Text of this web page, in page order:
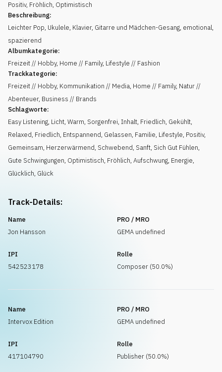
Positiv, Fröhlich, Optimistisch
Beschreibung:
Leichter Pop, Ukulele, Klavier, Gitarre und Mädchen-Gesang, emotional,
spazierend
Albumkategorie:
Freizeit // Hobby, Home // Family, Lifestyle // Fashion
Trackkategorie:
Freizeit // Hobby, Kommunikation // Media, Home // Family, Natur //
Abenteuer, Business // Brands
Schlagworte:
Easy Listening, Licht, Warm, Sorgenfrei, Inhalt, Friedlich, Gekühlt,
Relaxed, Friedlich, Entspannend, Gelassen, Familie, Lifestyle, Positiv,
Gemeinsam, Herzerwärmend, Schwebend, Sanft, Sich Gut Fühlen,
Gute Schwingungen, Optimistisch, Fröhlich, Aufschwung, Energie,
Glücklich, Glück
Track-Details:
Name
Jon Hansson
PRO / MRO
GEMA undefined
IPI
542523178
Rolle
Composer (50.0%)
Name
Intervox Edition
PRO / MRO
GEMA undefined
IPI
417104790
Rolle
Publisher (50.0%)